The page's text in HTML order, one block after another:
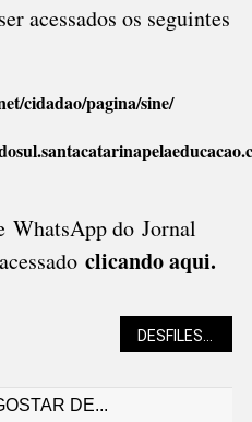
acessados os seguintes
cidadao/pagina/sine/
WhatsApp do Jornal
clicando aqui.
DE...